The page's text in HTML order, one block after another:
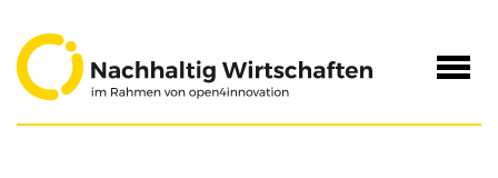
Inhalt